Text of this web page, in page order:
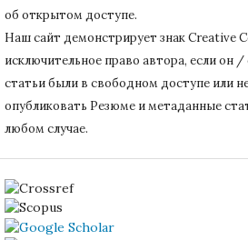
об открытом доступе.
Наш сайт демонстрирует знак Creative
исключительное право автора, если он
статьи были в свободном доступе или
опубликовать Резюме и метаданные
любом случае.